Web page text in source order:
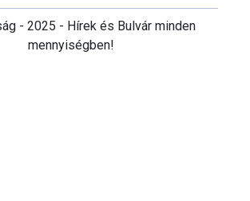
- 2025 - Hírek és Bulvár minden
mennyiségben!